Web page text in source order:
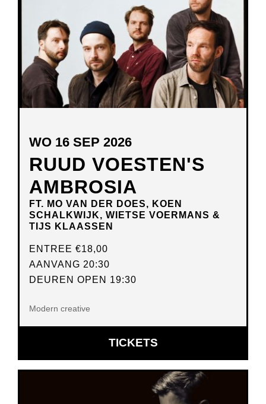
VENSTER
RUUD VOESTEN'S
AMBROSIA
FT. MO VAN DER DOES, KOEN
SCHALKWIJK, WIETSE VOERMANS &
TIJS KLAASSEN
WO 16 SEP 2026
ENTREE €18,00
AANVANG 20:30
DEUREN OPEN 19:30
Modern creative
TICKETSOPENT
IN
NIEUW
VENSTER